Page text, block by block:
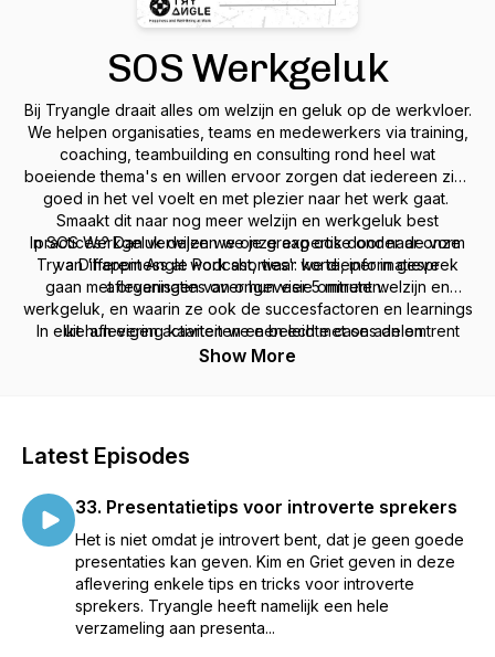
SOS Werkgeluk
Bij Tryangle draait alles om welzijn en geluk op de werkvloer.
We helpen organisaties, teams en medewerkers via training,
coaching, teambuilding en consulting rond heel wat
boeiende thema's en willen ervoor zorgen dat iedereen zich
goed in het vel voelt en met plezier naar het werk gaat.
In SOS Werkgeluk delen we onze expertise onder de vorm
van 'happiness at work shorties': korte, informatieve
afleveringen van ongeveer 5 minuten.
In elke aflevering kaarten we een echte case aan omtrent
een specifieke uitdaging op de werkvloer. Griet Deca en Kim
gebruiken? Vertel er ons alles over via info@tryangle.be en
Smaakt dit naar nog meer welzijn en werkgeluk best
practices? Dan verwijzen we je graag ook door naar onze
Try a Different Angle Podcast, waar we dieper in gesprek
gaan met organisaties over hun visie omtrent welzijn en
werkgeluk, en waarin ze ook de succesfactoren en learnings
uit hun eigen activiteiten en beleid met ons delen.
Show More
Latest Episodes
33. Presentatietips voor introverte sprekers
Het is niet omdat je introvert bent, dat je geen goede
presentaties kan geven. Kim en Griet geven in deze
aflevering enkele tips en tricks voor introverte
sprekers. Tryangle heeft namelijk een hele
verzameling aan presenta...